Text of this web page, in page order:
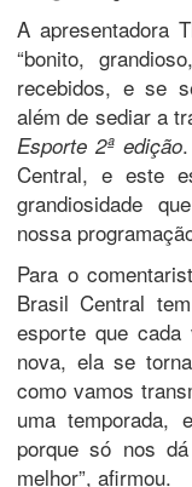
A apresentadora
“bonito,
recebidos, e se
além de sediar a
Esporte 2ª edição
Central, e este
grandiosidade
nossa
Para o
Brasil Central
esporte que
nova, ela se
como vamos
uma temporada,
porque só nos
melhor”, afirmou.